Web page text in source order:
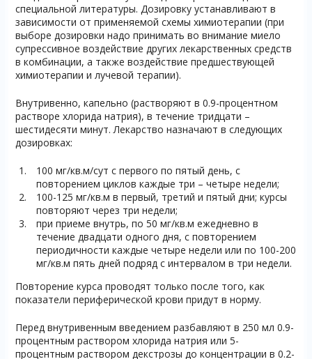
специальной литературы. Дозировку устанавливают в
зависимости от применяемой схемы химиотерапии (при
выборе дозировки надо принимать во внимание миело
супрессивное воздействие других лекарственных средств
в комбинации, а также воздействие предшествующей
химиотерапии и лучевой терапии).
Внутривенно, капельно (растворяют в 0.9-процентном
растворе хлорида натрия), в течение тридцати –
шестидесяти минут. Лекарство назначают в следующих
дозировках:
100 мг/кв.м/сут с первого по пятый день, с
повторением циклов каждые три – четыре недели;
100-125 мг/кв.м в первый, третий и пятый дни; курсы
повторяют через три недели;
при приеме внутрь, по 50 мг/кв.м ежедневно в
течение двадцати одного дня, с повторением
периодичности каждые четыре недели или по 100-200
мг/кв.м пять дней подряд с интервалом в три недели.
Повторение курса проводят только после того, как
показатели периферической крови придут в норму.
Перед внутривенным введением разбавляют в 250 мл 0.9-
процентным раствором хлорида натрия или 5-
процентным раствором декстрозы до концентрации в 0.2-